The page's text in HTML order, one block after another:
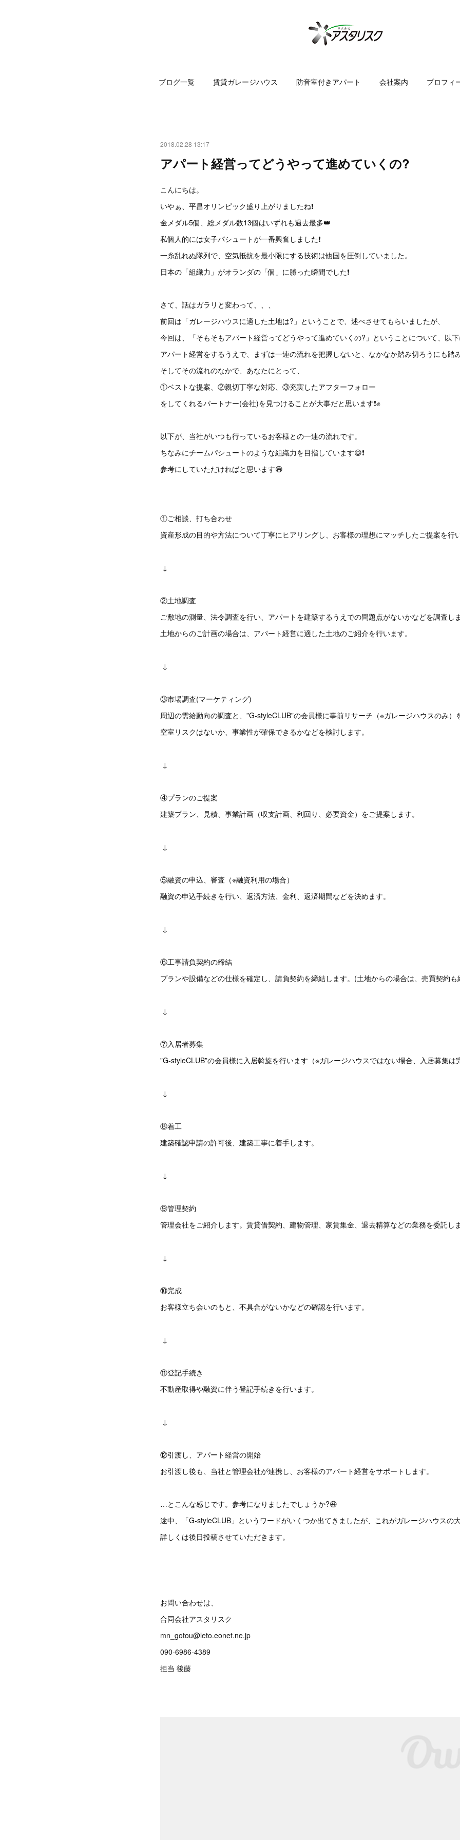
ブログ一覧 賃貸ガレージハウス 防音室付きアパート 会社案内 プロフィ
2018.02.28 13:17
アパート経営ってどうやって進めていくの?
こんにちは。
いやぁ、平昌オリンピック盛り上がりましたね❗
金メダル5個、総メダル数13個はいずれも過去最多👑
私個人的には女子パシュートが一番興奮しました❗
一糸乱れぬ隊列で、空気抵抗を最小限にする技術は他国を圧倒していました。
日本の「組織力」がオランダの「個」に勝った瞬間でした❗
さて、話はガラリと変わって、、、
前回は「ガレージハウスに適した土地は?」ということで、述べさせてもらいましたが、
今回は、「そもそもアパート経営ってどうやって進めていくの?」ということについて、以
アパート経営をするうえで、まずは一連の流れを把握しないと、なかなか踏み切ろうにも踏
そしてその流れのなかで、あなたにとって、
①ベストな提案、②親切丁寧な対応、③充実したアフターフォロー
をしてくれるパートナー(会社)を見つけることが大事だと思います❗✊
以下が、当社がいつも行っているお客様との一連の流れです。
ちなみにチームパシュートのような組織力を目指しています😆❗
参考にしていただければと思います😄
①ご相談、打ち合わせ
資産形成の目的や方法について丁寧にヒアリングし、お客様の理想にマッチしたご提案を行
↓
②土地調査
ご敷地の測量、法令調査を行い、アパートを建築するうえでの問題点がないかなどを調
土地からのご計画の場合は、アパート経営に適した土地のご紹介を行います。
↓
③市場調査(マーケティング)
周辺の需給動向の調査と、”G-styleCLUB”の会員様に事前リサーチ（※ガレージハウスの
空室リスクはないか、事業性が確保できるかなどを検討します。
↓
④プランのご提案
建築プラン、見積、事業計画（収支計画、利回り、必要資金）をご提案します。
↓
⑤融資の申込、審査（※融資利用の場合）
融資の申込手続きを行い、返済方法、金利、返済期間などを決めます。
↓
⑥工事請負契約の締結
プランや設備などの仕様を確定し、請負契約を締結します。(土地からの場合は、売買契約
↓
⑦入居者募集
”G-styleCLUB”の会員様に入居斡旋を行います（※ガレージハウスではない場合、入居募集は
↓
⑧着工
建築確認申請の許可後、建築工事に着手します。
↓
⑨管理契約
管理会社をご紹介します。賃貸借契約、建物管理、家賃集金、退去精算などの業務を委託し
↓
⑩完成
お客様立ち会いのもと、不具合がないかなどの確認を行います。
↓
⑪登記手続き
不動産取得や融資に伴う登記手続きを行います。
↓
⑫引渡し、アパート経営の開始
お引渡し後も、当社と管理会社が連携し、お客様のアパート経営をサポートします。
…とこんな感じです。参考になりましたでしょうか?😆
途中、「G-styleCLUB」というワードがいくつか出てきましたが、これがガレージハウスの
詳しくは後日投稿させていただきます。
お問い合わせは、
合同会社アスタリスク
mn_gotou@leto.eonet.ne.jp
090-6986-4389
担当 後藤